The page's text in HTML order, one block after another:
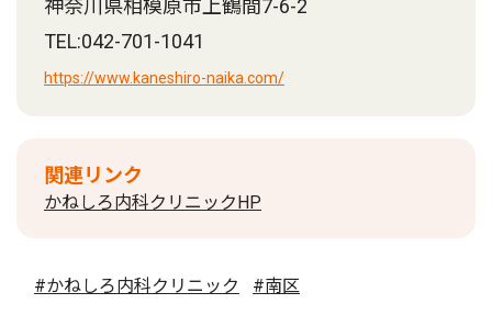
神奈川県相模原市上鶴間7-6-2
TEL:042-701-1041
https://www.kaneshiro-naika.com/
関連リンク
かねしろ内科クリニックHP
#かねしろ内科クリニック #南区